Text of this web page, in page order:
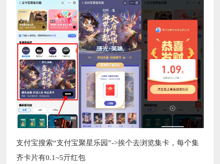
支付宝搜索“支付宝聚星乐园”->挨个去浏览集卡，每个集
齐卡片有0.1~5亓红包